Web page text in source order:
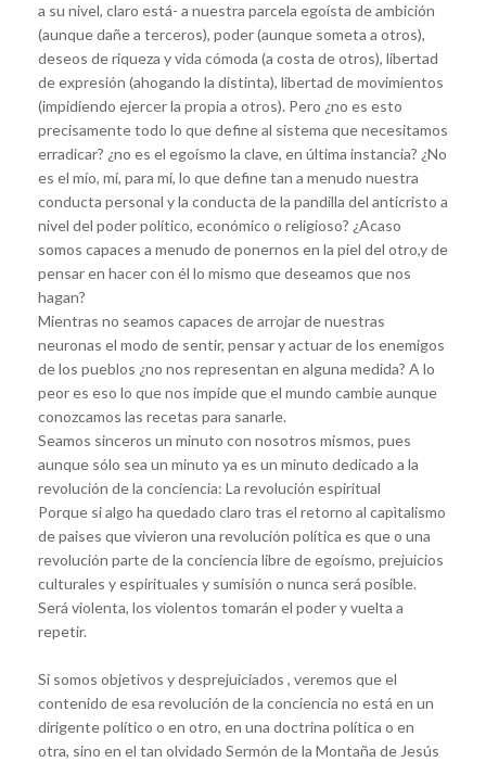
a su nivel, claro está- a nuestra parcela egoísta de ambición
(aunque dañe a terceros), poder (aunque someta a otros),
deseos de riqueza y vida cómoda (a costa de otros), libertad
de expresión (ahogando la distinta), libertad de movimientos
(impidiendo ejercer la propia a otros). Pero ¿no es esto
precisamente todo lo que define al sistema que necesitamos
erradicar? ¿no es el egoísmo la clave, en última instancia? ¿No
es el mío, mí, para mí, lo que define tan a menudo nuestra
conducta personal y la conducta de la pandilla del anticristo a
nivel del poder político, económico o religioso? ¿Acaso
somos capaces a menudo de ponernos en la piel del otro,y de
pensar en hacer con él lo mismo que deseamos que nos
hagan?
Mientras no seamos capaces de arrojar de nuestras
neuronas el modo de sentir, pensar y actuar de los enemigos
de los pueblos ¿no nos representan en alguna medida? A lo
peor es eso lo que nos impide que el mundo cambie aunque
conozcamos las recetas para sanarle.
Seamos sinceros un minuto con nosotros mismos, pues
aunque sólo sea un minuto ya es un minuto dedicado a la
revolución de la conciencia: La revolución espiritual
Porque si algo ha quedado claro tras el retorno al capìtalismo
de paises que vivieron una revolución política es que o una
revolución parte de la conciencia libre de egoísmo, prejuicios
culturales y espirituales y sumisión o nunca será posible.
Será violenta, los violentos tomarán el poder y vuelta a
repetir.
Si somos objetivos y desprejuiciados , veremos que el
contenido de esa revolución de la conciencia no está en un
dirigente político o en otro, en una doctrina política o en
otra, sino en el tan olvidado Sermón de la Montaña de Jesús